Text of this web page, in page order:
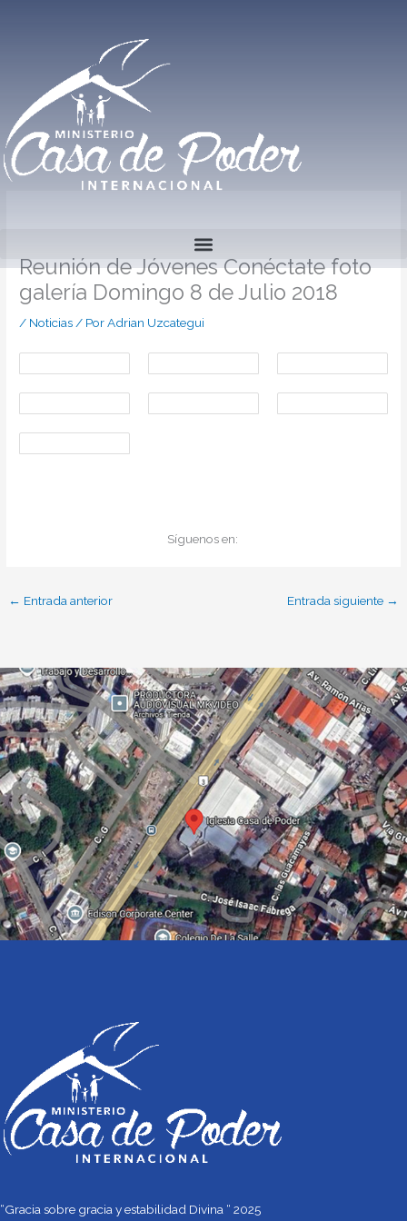
Reunión de Jóvenes Conéctate foto
galería Domingo 8 de Julio 2018
/ Noticias / PorAdrian Uzcategui
Síguenos en:
← Entrada anterior Entrada siguiente →
“Gracia sobre gracia y estabilidad Divina “ 2025